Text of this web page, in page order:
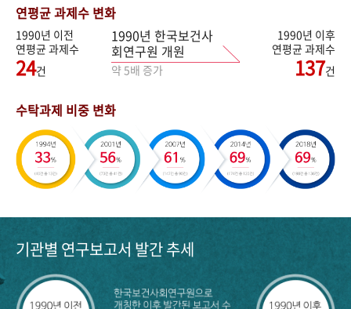
연평균 과제수 변화
1990년 이전
연평균 과제수
24건
1990년 한국보건사
회연구원 개원
약 5배 증가
1990년 이후
연평균 과제수
137건
수탁과제 비중 변화
기관별 연구보고서 발간 추세